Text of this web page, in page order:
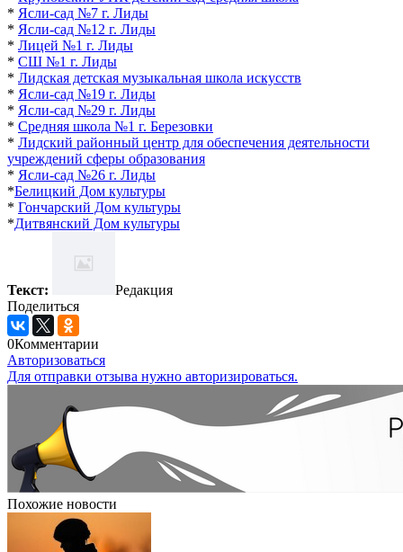
* Ясли-сад №7 г. Лиды
* Ясли-сад №12 г. Лиды
* Лицей №1 г. Лиды
* СШ №1 г. Лиды
* Лидская детская музыкальная школа искусств
* Ясли-сад №19 г. Лиды
* Ясли-сад №29 г. Лиды
* Средняя школа №1 г. Березовки
* Лидский районный центр для обеспечения деятельности
учреждений сферы образования
* Ясли-сад №26 г. Лиды
*Белицкий Дом культуры
* Гончарский Дом культуры
*Дитвянский Дом культуры
Текст:
Редакция
Поделиться
0Комментарии
Авторизоваться
Для отправки отзыва нужно авторизироваться.
Похожие новости